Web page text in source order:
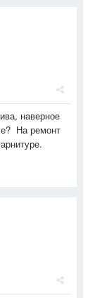
наверное
На ремонт